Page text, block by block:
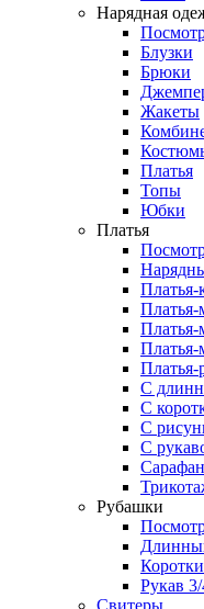
Нарядная
Блузки
Брюки
Жакеты
Платья
Топы
Юбки
Платья
Платья-
С
С
С
С
Рубашки
Рукав
Свитеры